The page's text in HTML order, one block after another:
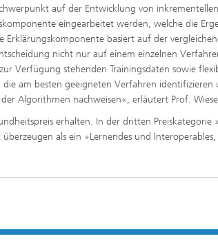
auf der Entwicklung von
eingearbeitet werden, welche die
Erklärungskomponente basiert auf der
nicht nur auf einem einzelnen
Verfügung stehenden Trainingsdaten sowie
am besten geeigneten Verfahren identifizieren
Algorithmen nachweisen«, erläutert Prof.
erhalten. In der dritten
als ein »Lernendes und